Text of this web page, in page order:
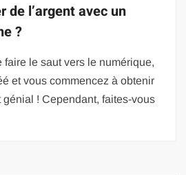
de l’argent avec un
?
faire le saut vers le numérique,
et vous commencez à obtenir
génial ! Cependant, faites-vous